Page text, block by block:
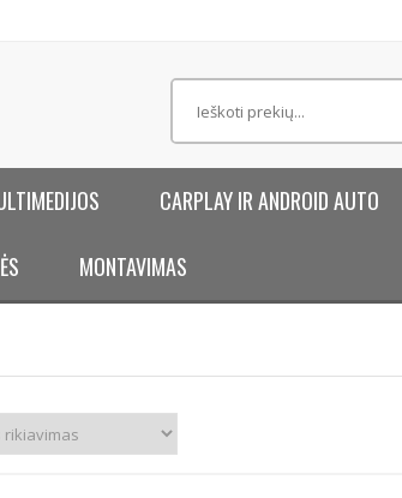
CARPLAY IR ANDROID AUTO
MONTAVIMAS